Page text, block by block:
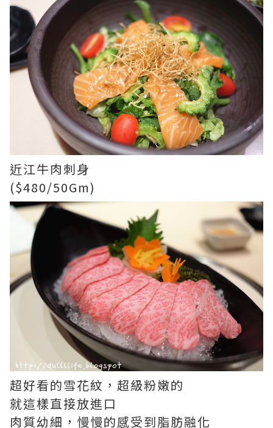
近江牛肉刺身
($480/50Gm)
超好看的雪花紋，超級粉嫩的
就這樣直接放進口
肉質幼細，慢慢的感受到脂肪融化